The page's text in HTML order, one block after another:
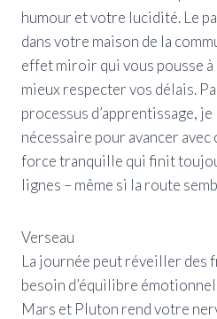
humour et votre lucidité. Le
dans votre maison de la
effet miroir qui vous pousse à
mieux respecter vos délais.
processus d’apprentissage,
nécessaire pour avancer avec
force tranquille qui finit
lignes – même si la route
Verseau
La journée peut réveiller des
besoin d’équilibre
Mars et Pluton rend votre